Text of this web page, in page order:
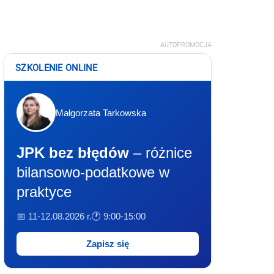
AUTOPROMOCJA
SZKOLENIE ONLINE
Małgorzata Tarkowska
JPK bez błędów – różnice
bilansowo-podatkowe w
praktyce
📅 11-12.08.2026 r.🕐 9:00-15:00
Zapisz się